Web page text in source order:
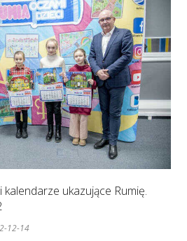
kalendarze ukazujące Rumię.
12-14